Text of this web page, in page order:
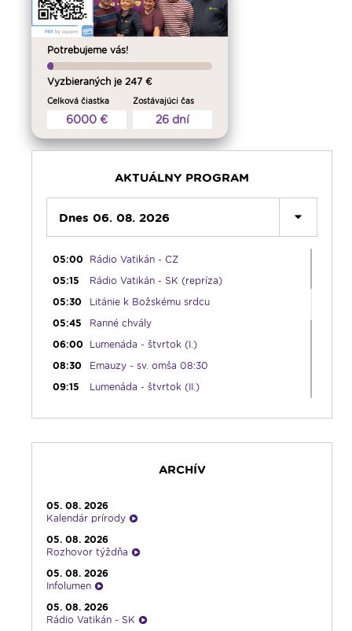
Potrebujeme vás!
Vyzbieraných je 247 €
Celková čiastka
6000 €
Zostávajúci čas
26 dní
AKTUÁLNY PROGRAM
Dnes 06. 08. 2026
00:00 Predel do nového dňa
00:01
Gaučing - repríza
01:00
Rodina - repríza
01:30
Gospelparáda - repríza
03:00 Svetlo nádeje - repríza
Pod vankúš
04:00 Ruženec svetla
04:25
Čítanie na pokračovanie - repríza
04:50 Deň s modlitbou
05:00
Rádio Vatikán - CZ
05:15
Rádio Vatikán - SK (repríza)
05:30
Litánie k Božskému srdcu
05:45
Ranné chvály
06:00
Lumenáda - štvrtok (I.)
08:30
Emauzy - sv. omša 08:30
09:15
Lumenáda - štvrtok (II.)
17:05
Hudobná bodka s Dianou
17:30
Infolumen
18:00
Emauzy - sv. omša 18:00
19:00
Ruženec svetla
19:45
Rádio Vatikán - SK
ARCHÍV
05. 08. 2026
Kalendár prírody
05. 08. 2026
Rozhovor týždňa
05. 08. 2026
Infolumen
05. 08. 2026
Rádio Vatikán - SK